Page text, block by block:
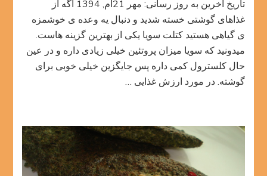
سویا
تاریخ آخرین به روز رسانی: مهر 21ام, 1394 اگه از
غذاهای گوشتی خسته شدید و دنبال یه وعده ی خوشمزه
ی گیاهی هستید کتلت سویا یکی از بهترین گزینه هاست.
میدونید که سویا میزان پروتئین خیلی زیادی داره و در عین
حال کلسترول کمی داره پس جایگزین خیلی خوبی برای
گوشته. در مورد ارزش غذایی …